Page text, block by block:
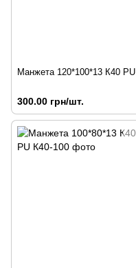
Манжета 120*100*13 К40 PU
300.00 грн/шт.